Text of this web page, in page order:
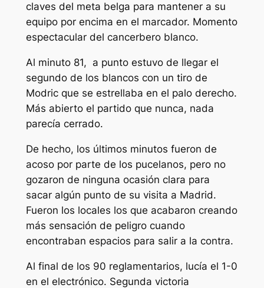
claves del meta belga para mantener a su
equipo por encima en el marcador. Momento
espectacular del cancerbero blanco.
Al minuto 81, a punto estuvo de llegar el
segundo de los blancos con un tiro de
Modric que se estrellaba en el palo derecho.
Más abierto el partido que nunca, nada
parecía cerrado.
De hecho, los últimos minutos fueron de
acoso por parte de los pucelanos, pero no
gozaron de ninguna ocasión clara para
sacar algún punto de su visita a Madrid.
Fueron los locales los que acabaron creando
más sensación de peligro cuando
encontraban espacios para salir a la contra.
Al final de los 90 reglamentarios, lucía el 1-0
en el electrónico. Segunda victoria